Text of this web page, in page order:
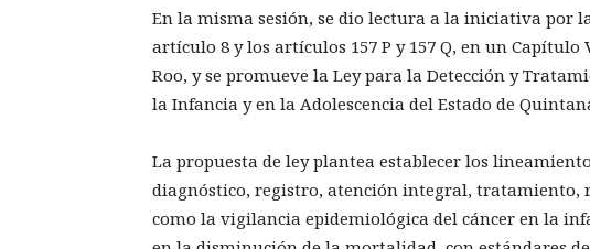
En la misma sesión, se dio lectura a la iniciativa por
artículo 8 y los artículos 157 P y 157 Q, en un Capítulo
Roo, y se promueve la Ley para la Detección y
la Infancia y en la Adolescencia del Estado de
La propuesta de ley plantea establecer los
diagnóstico, registro, atención integral,
como la vigilancia epidemiológica del cáncer en la